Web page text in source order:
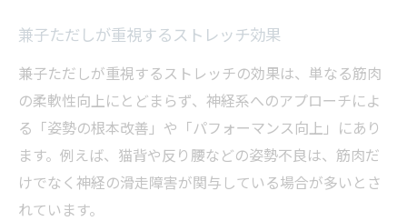
兼子ただしが重視するストレッチ効果
兼子ただしが重視するストレッチの効果は、単なる筋肉
の柔軟性向上にとどまらず、神経系へのアプローチによ
る「姿勢の根本改善」や「パフォーマンス向上」にあり
ます。例えば、猫背や反り腰などの姿勢不良は、筋肉だ
けでなく神経の滑走障害が関与している場合が多いとさ
れています。